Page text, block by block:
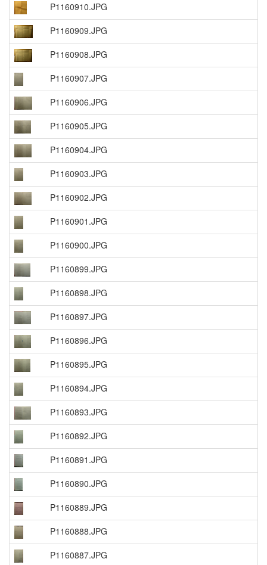
P1160910.JPG
P1160909.JPG
P1160908.JPG
P1160907.JPG
P1160906.JPG
P1160905.JPG
P1160904.JPG
P1160903.JPG
P1160902.JPG
P1160901.JPG
P1160900.JPG
P1160899.JPG
P1160898.JPG
P1160897.JPG
P1160896.JPG
P1160895.JPG
P1160894.JPG
P1160893.JPG
P1160892.JPG
P1160891.JPG
P1160890.JPG
P1160889.JPG
P1160888.JPG
P1160887.JPG